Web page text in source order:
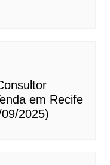
em Recife
2025)